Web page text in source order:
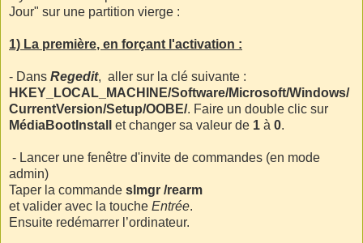
Jour" sur une partition vierge :
1) La première, en forçant l'activation :
- Dans Regedit, aller sur la clé suivante :
HKEY_LOCAL_MACHINE/Software/Microsoft/Windows/
CurrentVersion/Setup/OOBE/. Faire un double clic sur
MédiaBootInstall
et changer sa valeur de 1 à 0.
- Lancer une fenêtre d'invite de commandes (en mode
admin)
Taper la commande slmgr /rearm
et valider avec la touche Entrée.
Ensuite redémarrer l’ordinateur.